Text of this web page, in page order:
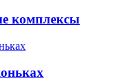
комплексы